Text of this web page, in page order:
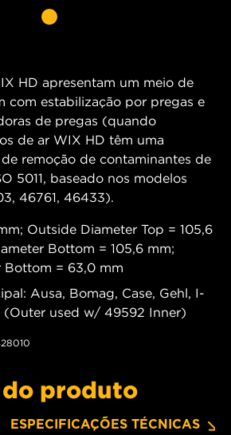
HD apresentam um meio de
com estabilização por pregas e
de pregas (quando
de ar WIX HD têm uma
remoção de contaminantes de
5011, baseado nos modelos
46761, 46433).
Outside Diameter Top = 105,6
Bottom = 105,6 mm;
Bottom = 63,0 mm
Ausa, Bomag, Case, Gehl, I-
(Outer used w/ 49592 Inner)
produto
ESPECIFICAÇÕES TÉCNICAS